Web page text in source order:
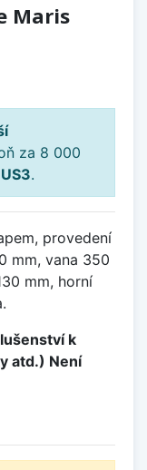
Maris
za 8 000
.
provedení
mm, vana 350
mm, horní
k
atd.) Není